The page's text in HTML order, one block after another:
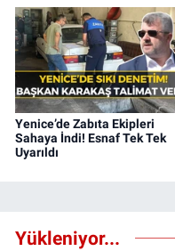
Yenice’de Zabıta Ekipleri
Sahaya İndi! Esnaf Tek Tek
Uyarıldı
Yükleniyor...